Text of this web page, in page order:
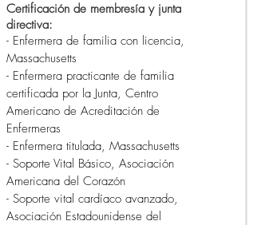
Certificación de membresía y junta
directiva:
- Enfermera de familia con licencia,
Massachusetts
- Enfermera practicante de familia
certificada por la Junta, Centro
Americano de Acreditación de
Enfermeras
- Enfermera titulada, Massachusetts
- Soporte Vital Básico, Asociación
Americana del Corazón
- Soporte vital cardíaco avanzado,
Asociación Estadounidense del